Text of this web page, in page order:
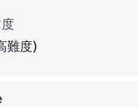
難度)